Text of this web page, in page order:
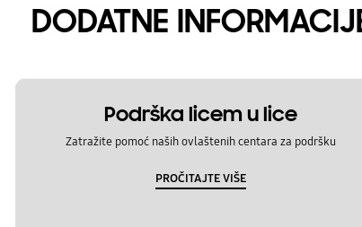
DODATNE
Podrška licem u lice
Zatražite pomoć naših ovlaštenih centara za podršku
PROČITAJTE VIŠE